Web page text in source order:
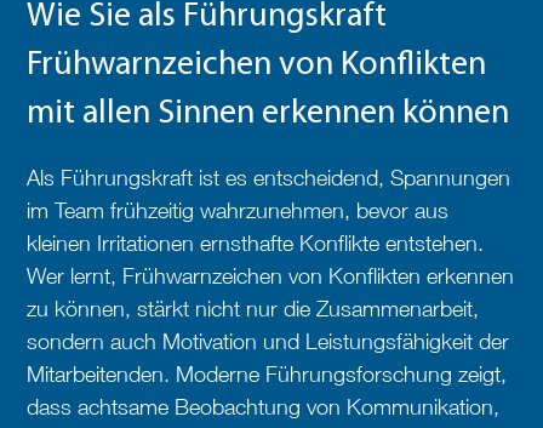
Wie Sie als Führungskraft
Frühwarnzeichen von Konflikten
mit allen Sinnen erkennen können
Als Führungskraft ist es entscheidend, Spannungen
im Team frühzeitig wahrzunehmen, bevor aus
kleinen Irritationen ernsthafte Konflikte entstehen.
Wer lernt, Frühwarnzeichen von Konflikten erkennen
zu können, stärkt nicht nur die Zusammenarbeit,
sondern auch Motivation und Leistungsfähigkeit der
Mitarbeitenden. Moderne Führungsforschung zeigt,
dass achtsame Beobachtung von Kommunikation,